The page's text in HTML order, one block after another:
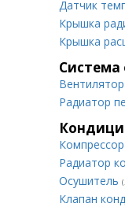
Датчик
Крышка
Крышка
Система
Вентилятор
Радиатор
Радиатор
Осушитель
Клапан